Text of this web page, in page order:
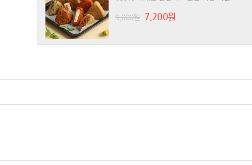
9,000원 7,200원